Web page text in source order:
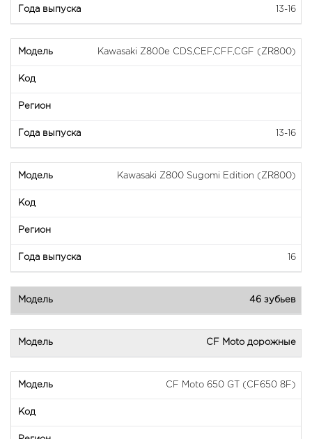
13-16
Kawasaki Z800e CDS,CEF,CFF,CGF (ZR800)
13-16
Kawasaki Z800 Sugomi Edition (ZR800)
16
46 зубьев
CF Moto дорожные
CF Moto 650 GT (CF650 8F)